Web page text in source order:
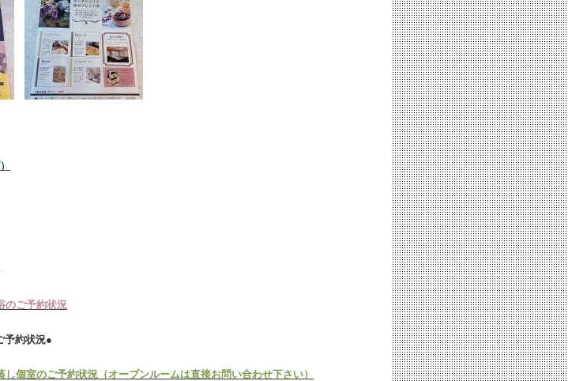
のご予約状況
予約状況●
し個室のご予約状況（オープンルームは直接お問い合わせ下さい）